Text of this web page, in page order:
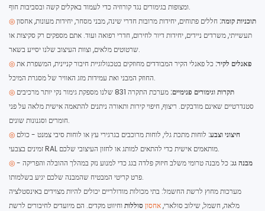
ומצופות בגימורים נגד קורוזיה כדי לעמוד באקלים קשה ובסביבות חוף.
◎
תוכניות קומה: חללים פתוחים, יחידות מרובות חדרי שינה, מבני מסחר, יחידות מעונות, אחסון
תעשייתי, משרדים ניידים, יחידות דיור לחירום, חדרי רפואה ועוד. אתם מספקים רק סקיצות או
שרטוטים מלאים, וצוות העיצוב שלנו יסייע בשאר.
◎
פאנלים לקיר: כל פאנלי הקיר המבודדים מחוזקים בטכנולוגיית חיבור קניינית, המשפרת את
החוזק המבני ואת עמידות מזג האוויר של מסגרת המיכל.
◎
תקרות וגימורים פנימיים:
מערכת התקרה 831 שלנו מספקת גימור נקי יותר מרכיבים
סטנדרטיים שאינם מודבקים. ריצוף, חיפוי קירות ותאורה ניתנים להתאמה אישית מלאה על פני
חומרים וסגנונות שונים.
◎
חיצוני וצבע: לוחות מתכת גלי, לוחות מרוכבים בגרגירי עץ או לוחות סיבי צמנט - כולם
זמינים בצבעי RAL מותאמים אישית כדי להתאים למותג או לחזון העיצובי שלכם.
◎
מבנה גג: כל מבנה טרומי משלב חיזוק פלדה בגג כדי למנוע נזק במהלך ההובלה והפריקה -
פרט קריטי המבטיח שהמבנה שלכם יגיע בשלמותו.
מערכות מחוץ לרשת החשמל: בתי מכולות מודולריים יכולים להיות מצוידים באינסטלציה
מלאה, חשמל, שילוב סולארי,אחסוןסוללותוחיווט מקדים. הם מיועדים לחיבורים לרשת